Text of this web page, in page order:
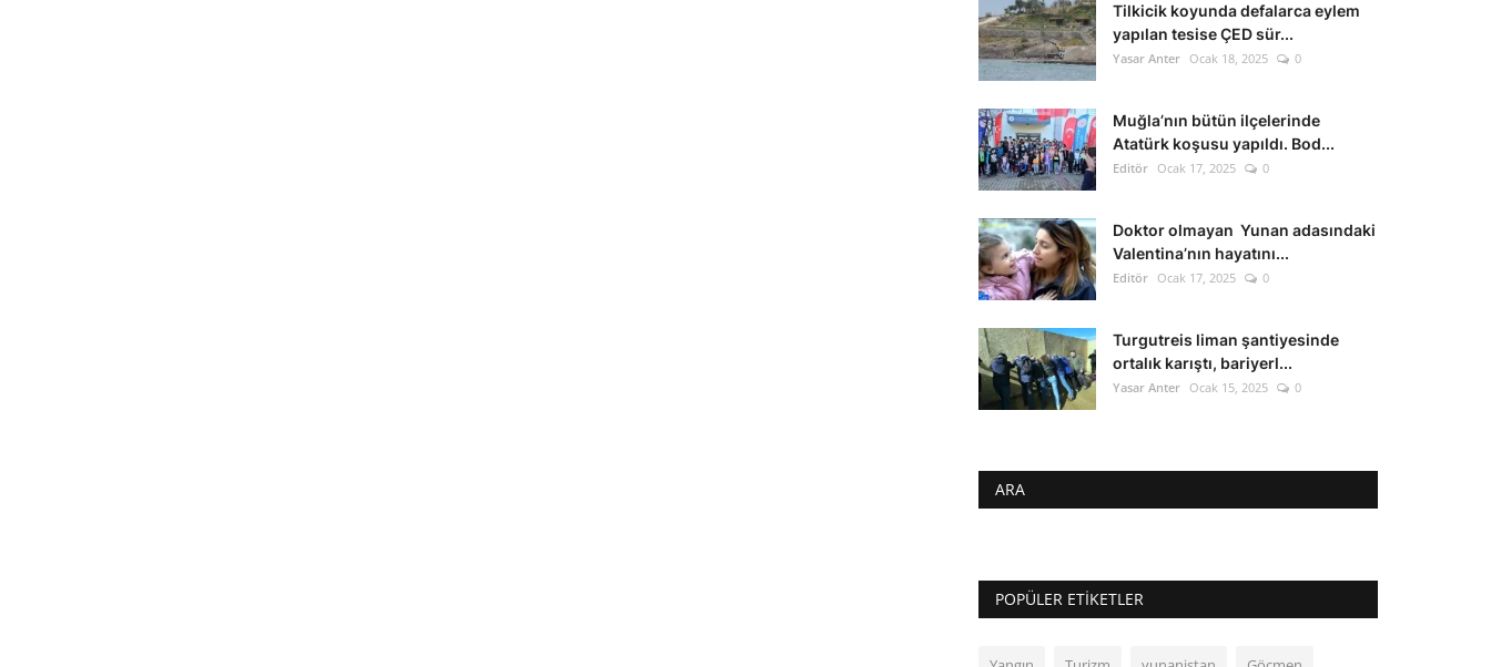
Tilkicik koyunda defalarca eylem
yapılan tesise ÇED sür...
Yasar Anter Ocak 18, 2025 0
Muğla’nın bütün ilçelerinde
Atatürk koşusu yapıldı. Bod...
Editör Ocak 17, 2025 0
Doktor olmayan Yunan adasındaki
Valentina’nın hayatını...
Editör Ocak 17, 2025 0
Turgutreis liman şantiyesinde
ortalık karıştı, bariyerl...
Yasar Anter Ocak 15, 2025 0
ARA
POPÜLER ETIKETLER